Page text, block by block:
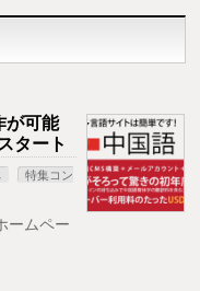
が可能
タート
特集コン
ームペー